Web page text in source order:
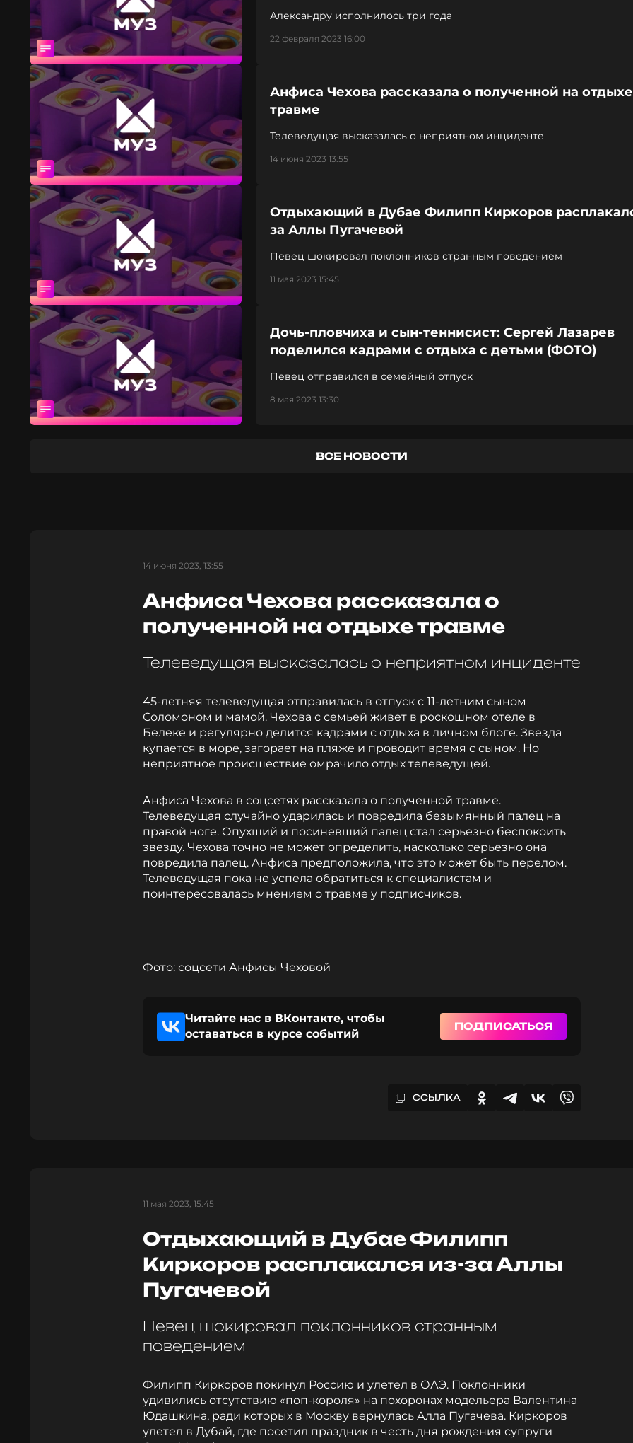
Александру исполнилось три года
22 февраля 2023 16:00
Анфиса Чехова рассказала о полученной на отдыхе
травме
Телеведущая высказалась о неприятном инциденте
14 июня 2023 13:55
Отдыхающий в Дубае Филипп Киркоров
за Аллы Пугачевой
Певец шокировал поклонников странным поведением
11 мая 2023 15:45
Дочь-пловчиха и сын-теннисист: Сергей Лазарев
поделился кадрами с отдыха с детьми (ФОТО)
Певец отправился в семейный отпуск
8 мая 2023 13:30
ВСЕ НОВОСТИ
14 июня 2023, 13:55
Анфиса Чехова рассказала о
полученной на отдыхе травме
Телеведущая высказалась о неприятном инциденте
45-летняя телеведущая отправилась в отпуск с 11-летним сыном
Соломоном и мамой. Чехова с семьей живет в роскошном отеле в
Белеке и регулярно делится кадрами с отдыха в личном блоге. Звезда
купается в море, загорает на пляже и проводит время с сыном. Но
неприятное происшествие омрачило отдых телеведущей.
Анфиса Чехова в соцсетях рассказала о полученной травме.
Телеведущая случайно ударилась и повредила безымянный палец на
правой ноге. Опухший и посиневший палец стал серьезно беспокоить
звезду. Чехова точно не может определить, насколько серьезно она
повредила палец. Анфиса предположила, что это может быть перелом.
Телеведущая пока не успела обратиться к специалистам и
поинтересовалась мнением о травме у подписчиков.
Фото: соцсети Анфисы Чеховой
Читайте нас в ВКонтакте, чтобы
оставаться в курсе событий
ПОДПИСАТЬСЯ
ССЫЛКА
11 мая 2023, 15:45
Отдыхающий в Дубае Филипп
Киркоров расплакался из-за Аллы
Пугачевой
Певец шокировал поклонников странным
поведением
Филипп Киркоров покинул Россию и улетел в ОАЭ. Поклонники
удивились отсутствию «поп-короля» на похоронах модельера Валентина
Юдашкина, ради которых в Москву вернулась Алла Пугачева. Киркоров
улетел в Дубай, где посетил праздник в честь дня рождения супруги